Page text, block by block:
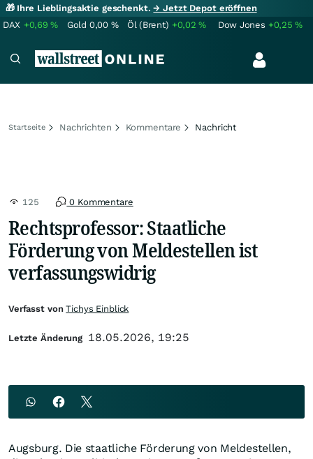
🎁 Ihre Lieblingsaktie geschenkt.→ Jetzt Depot eröffnen
DAX +0,69% Gold 0,00 % Öl (Brent) +0,02% Dow Jones +0,25%
Startseite Nachrichten Kommentare Nachricht
125 0 Kommentare
Rechtsprofessor: Staatliche
Förderung von Meldestellen ist
verfassungswidrig
Augsburg. Die staatliche Förderung von Meldestellen,
Verfasst vonTichys Einblick
Letzte Änderung 18.05.2026, 19:25